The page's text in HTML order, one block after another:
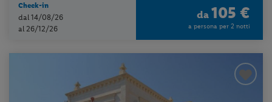
Check-in
dal 14/08/26
al 26/12/26
da 105 €
a persona per 2 notti